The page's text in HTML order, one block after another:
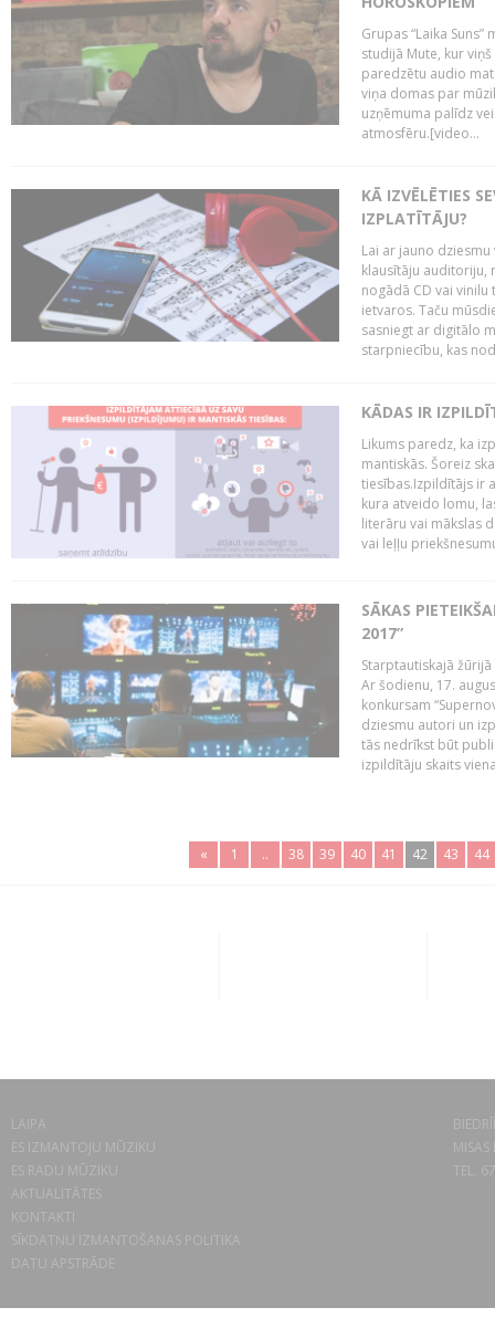
Grupas “Laika
studijā Mute, kur
paredzētu audio
viņa domas par
uzņēmuma palīdz
atmosfēru.[video...
KĀ IZVĒLĒTIES
IZPLATĪTĀJU?
Lai ar jauno
klausītāju auditoriju,
nogādā CD vai
ietvaros. Taču
sasniegt ar digitālo
starpniecību, kas
KĀDAS IR
Likums paredz, ka
mantiskās. Šoreiz
tiesības.Izpildītājs ir
kura atveido lomu,
literāru vai mākslas
vai leļļu
SĀKAS
2017”
Starptautiskajā
Ar šodienu, 17.
konkursam
dziesmu autori un
tās nedrīkst būt
izpildītāju skaits
« 1 .. 38 39 40 41 42 43 44
LAIPA
ES IZMANTOJU MŪZIKU
ES RADU MŪZIKU
AKTUALITĀTES
KONTAKTI
SĪKDATŅU IZMANTOŠANAS POLITIKA
DATU APSTRĀDE
TEL.